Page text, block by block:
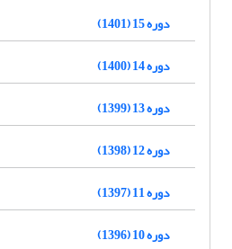
دوره 15 (1401)
دوره 14 (1400)
دوره 13 (1399)
دوره 12 (1398)
دوره 11 (1397)
دوره 10 (1396)